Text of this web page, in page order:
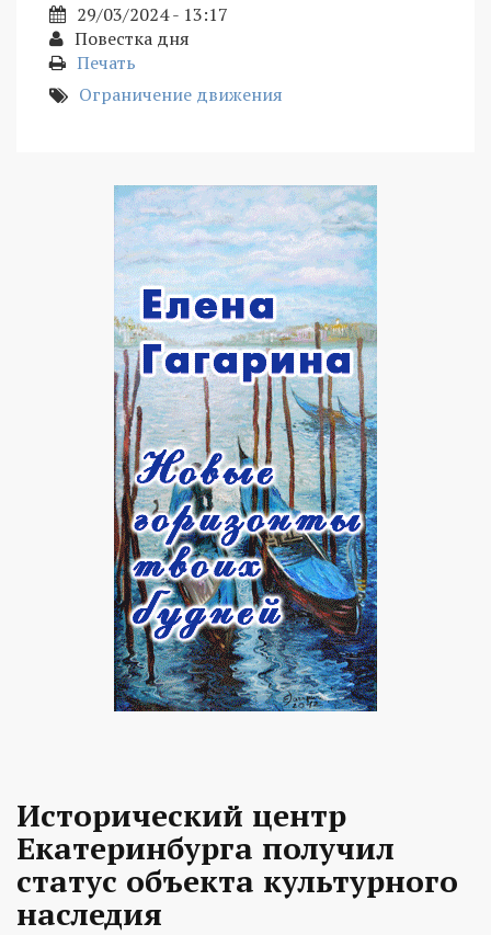
29/03/2024 - 13:17
Повестка дня
Печать
Ограничение движения
Исторический центр
Екатеринбурга получил
статус объекта культурного
наследия